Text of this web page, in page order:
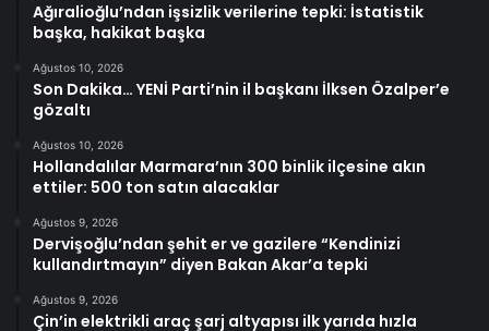
Ağıralioğlu’ndan işsizlik verilerine tepki: İstatistik
başka, hakikat başka
Ağustos 10, 2026
Son Dakika… YENİ Parti’nin il başkanı İlksen Özalper’e
gözaltı
Ağustos 10, 2026
Hollandalılar Marmara’nın 300 binlik ilçesine akın
ettiler: 500 ton satın alacaklar
Ağustos 9, 2026
Dervişoğlu’ndan şehit er ve gazilere “Kendinizi
kullandırtmayın” diyen Bakan Akar’a tepki
Ağustos 9, 2026
Çin’in elektrikli araç şarj altyapısı ilk yarıda hızla